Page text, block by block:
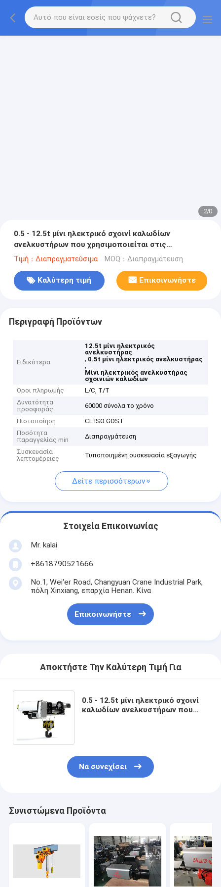
gtag('config', 'G-QWE9HWC3PF', {cookie_flags:
"SameSite=None;Secure"});
2/0
0.5 - 12.5t μίνι ηλεκτρικό σχοινί καλωδίων
ανελκυστήρων που χρησιμοποιείται στις
βιομηχανικές επιχειρήσεις
Τιμή：Διαπραγματεύσιμα MOQ：Διαπραγμάτευση
Καλύτερη τιμή Επικοινωνήστε
Περιγραφή Προϊόντων
Ειδικότερα
12.5t μίνι ηλεκτρικός
ανελκυστήρας
, 0.5t μίνι ηλεκτρικός ανελκυστήρας
,
Μίνι ηλεκτρικός ανελκυστήρας
σχοινιών καλωδίων
Όροι πληρωμής
L/C, T/T
Δυνατότητα
προσφοράς
60000 σύνολα το χρόνο
Πιστοποίηση
CE ISO GOST
Ποσότητα
παραγγελίας min
Διαπραγμάτευση
Συσκευασία
λεπτομέρειες
Τυποποιημένη συσκευασία εξαγωγής
Δείτε περισσότερων
Στοιχεία Επικοινωνίας
Mr. kalai
+8618790521666
No.1, Wei'er Road, Changyuan Crane Industrial Park,
πόλη Xinxiang, επαρχία Henan. Κίνα
Επικοινωνήστε
Αποκτήστε Την Καλύτερη Τιμή Για
0.5 - 12.5t μίνι ηλεκτρικό σχοινί
καλωδίων ανελκυστήρων που
Να συνεχίσει
Συνιστώμενα Προϊόντα